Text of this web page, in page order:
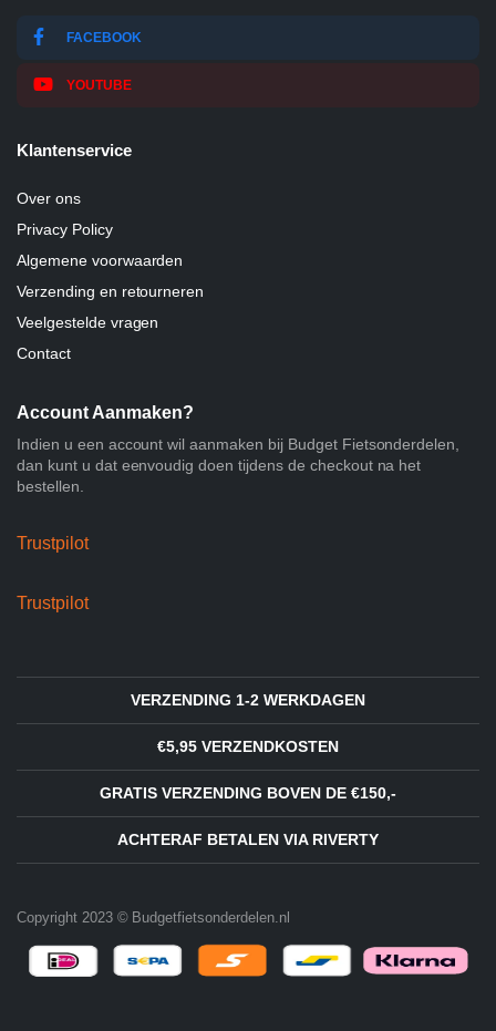
FACEBOOK
YOUTUBE
Klantenservice
Over ons
Privacy Policy
Algemene voorwaarden
Verzending en retourneren
Veelgestelde vragen
Contact
Account Aanmaken?
Indien u een account wil aanmaken bij Budget Fietsonderdelen,
dan kunt u dat eenvoudig doen tijdens de checkout na het
bestellen.
Trustpilot
Trustpilot
VERZENDING 1-2 WERKDAGEN
€5,95 VERZENDKOSTEN
GRATIS VERZENDING BOVEN DE €150,-
ACHTERAF BETALEN VIA RIVERTY
Copyright 2023 © Budgetfietsonderdelen.nl